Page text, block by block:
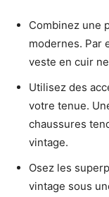
Combinez une
modernes. Par
veste en cuir
Utilisez des
votre tenue.
chaussures
vintage.
Osez les
vintage sous